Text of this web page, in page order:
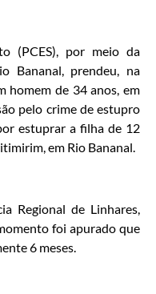
(PCES), por meio da
Bananal, prendeu, na
homem de 34 anos, em
pelo crime de estupro
estuprar a filha de 12
em Rio Bananal.
Regional de Linhares,
foi apurado que
6 meses.